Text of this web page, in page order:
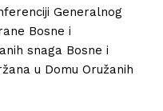
Generalnog
Bosne i
snaga Bosne i
u Domu Oružanih